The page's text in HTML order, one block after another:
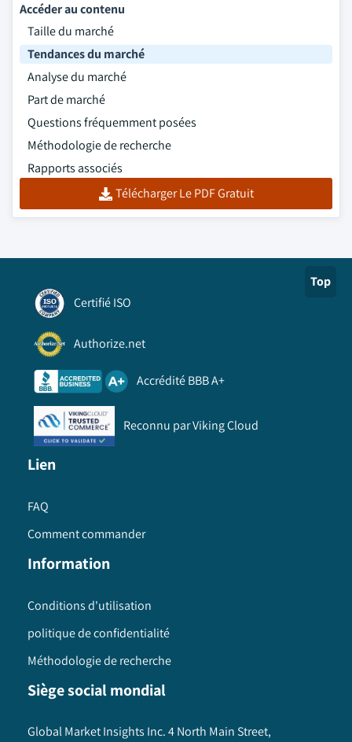
Accéder au contenu
Taille du marché
Tendances du marché
Analyse du marché
Part de marché
Questions fréquemment posées
Méthodologie de recherche
Rapports associés
Télécharger Le PDF Gratuit
Top
Certifié ISO
Authorize.net
Accrédité BBB A+
Reconnu par Viking Cloud
Lien
FAQ
Comment commander
Information
Conditions d'utilisation
politique de confidentialité
Méthodologie de recherche
Siège social mondial
Global Market Insights Inc. 4 North Main Street,